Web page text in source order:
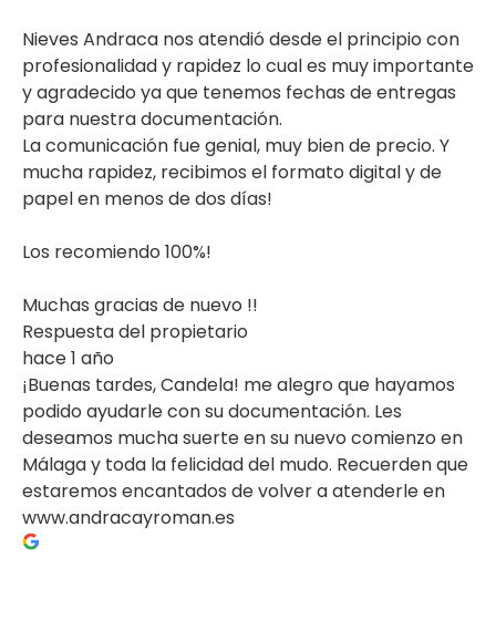
Nieves Andraca nos atendió desde el principio con
profesionalidad y rapidez lo cual es muy importante
y agradecido ya que tenemos fechas de entregas
para nuestra documentación.
La comunicación fue genial, muy bien de precio. Y
mucha rapidez, recibimos el formato digital y de
papel en menos de dos días!
Los recomiendo 100%!
Muchas gracias de nuevo !!
Respuesta del propietario
hace 1 año
¡Buenas tardes, Candela! me alegro que hayamos
podido ayudarle con su documentación. Les
deseamos mucha suerte en su nuevo comienzo en
Málaga y toda la felicidad del mudo. Recuerden que
estaremos encantados de volver a atenderle en
www.andracayroman.es